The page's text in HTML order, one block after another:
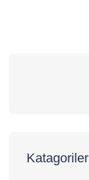
Katagoriler